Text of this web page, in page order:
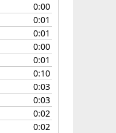
0:00
0:01
0:01
0:00
0:01
0:10
0:03
0:03
0:02
0:02